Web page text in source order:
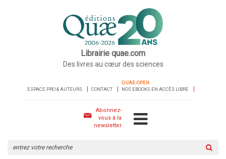
Librairie quae.com
Des livres au cœur des sciences
ESPACE PRO & AUTEURS CONTACT
QUAE-OPEN
NOS EBOOKS EN ACCÈS LIBRE
Abonnez-
vous à la
newsletter